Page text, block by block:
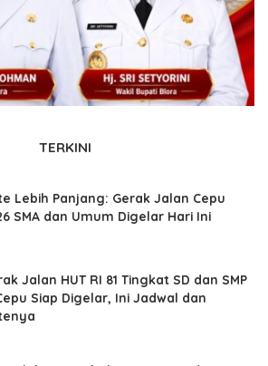
TERKINI
Lebih Panjang: Gerak Jalan Cepu
SMA dan Umum Digelar Hari Ini
Jalan HUT RI 81 Tingkat SD dan SMP
Siap Digelar, Ini Jadwal dan